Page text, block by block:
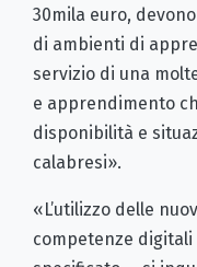
30mila euro,
di ambienti di
servizio di una
e apprendimento
disponibilità e
calabresi».
«L’utilizzo delle
competenze